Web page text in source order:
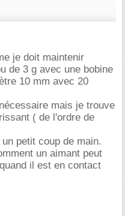
je doit maintenir
de 3 g avec une bobine
10 mm avec 20
mais je trouve
( de l'ordre de
petit coup de main.
un aimant peut
il est en contact